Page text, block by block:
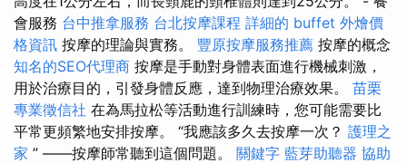
會服務 台中推拿服務 台北按摩課程 詳細的 buffet 外燴價
格資訊 按摩的理論與實務。 豐原按摩服務推薦 按摩的概念
知名的SEO代理商 按摩是手動對身體表面進行機械刺激，
用於治療目的，引發身體反應，達到物理治療效果。 苗栗
專業徵信社 在為馬拉松等活動進行訓練時，您可能需要比
平常更頻繁地安排按摩。 “我應該多久去按摩一次？ 護理之
家 ” ——按摩師常聽到這個問題。 關鍵字 藍芽助聽器 協助